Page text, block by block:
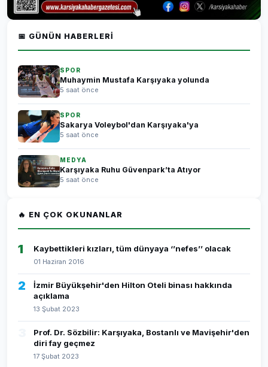
📅 GÜNÜN HABERLERI
SPOR
Muhaymin Mustafa Karşıyaka yolunda
5 saat önce
SPOR
Sakarya Voleybol'dan Karşıyaka'ya
5 saat önce
MEDYA
Karşıyaka Ruhu Güvenpark’ta Atıyor
5 saat önce
🔥 EN ÇOK OKUNANLAR
1 Kaybettikleri kızları, tüm dünyaya ‘’nefes’’ olacak
01 Haziran 2016
2
İzmir Büyükşehir'den Hilton Oteli binası hakkında
açıklama
13 Şubat 2023
Prof. Dr. Sözbilir: Karşıyaka, Bostanlı ve Mavişehir'den
diri fay geçmez
17 Şubat 2023